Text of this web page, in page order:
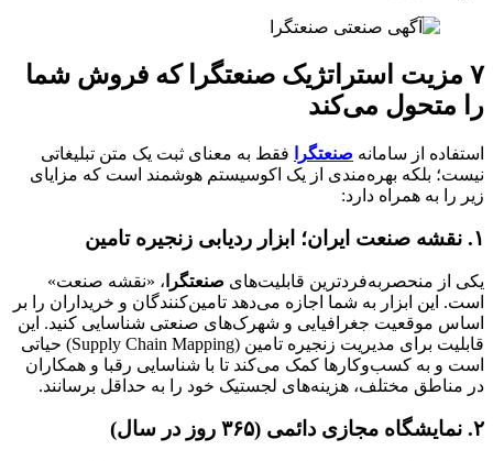
۷ مزیت استراتژیک صنعتگرا که فروش شما
را متحول می‌کند
استفاده از سامانه صنعتگرا
فقط به معنای ثبت یک متن تبلیغاتی
نیست؛ بلکه بهره‌مندی از یک اکوسیستم هوشمند است که مزایای
زیر را به همراه دارد:
۱. نقشه صنعت ایران؛ ابزار ردیابی زنجیره تامین
یکی از منحصربه‌فردترین قابلیت‌های صنعتگرا ، «نقشه صنعت»
است. این ابزار به شما اجازه می‌دهد تامین‌کنندگان و خریداران را بر
اساس موقعیت جغرافیایی و شهرک‌های صنعتی شناسایی کنید. این
قابلیت برای مدیریت زنجیره تامین (Supply Chain Mapping) حیاتی
است و به کسب‌وکارها کمک می‌کند تا با شناسایی رقبا و همکاران
در مناطق مختلف، هزینه‌های لجستیک خود را به حداقل برسانند.
۲. نمایشگاه مجازی دائمی (۳۶۵ روز در سال)